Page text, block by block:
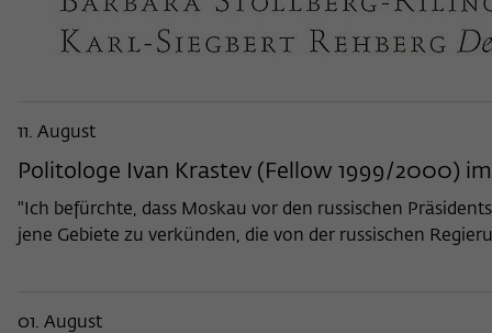
11. August
Politologe Ivan Krastev (Fellow 1999/2000)
"Ich befürchte, dass Moskau vor den russischen
jene Gebiete zu verkünden, die von der russischen
01. August